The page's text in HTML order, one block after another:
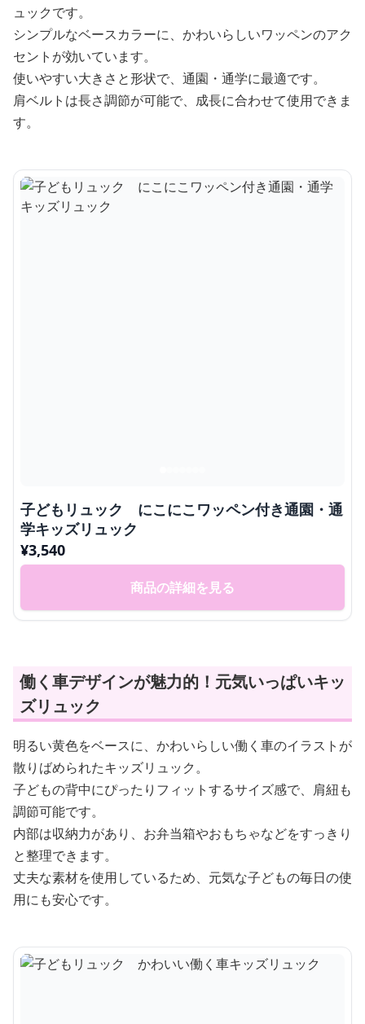
ュックです。
シンプルなベースカラーに、かわいらしいワッペンのアク
セントが効いています。
使いやすい大きさと形状で、通園・通学に最適です。
肩ベルトは長さ調節が可能で、成長に合わせて使用できま
す。
子どもリュック にこにこワッペン付き通園・通
学キッズリュック
¥3,540
商品の詳細を見る
働く車デザインが魅力的！元気いっぱいキッ
ズリュック
明るい黄色をベースに、かわいらしい働く車のイラストが
散りばめられたキッズリュック。
子どもの背中にぴったりフィットするサイズ感で、肩紐も
調節可能です。
内部は収納力があり、お弁当箱やおもちゃなどをすっきり
と整理できます。
丈夫な素材を使用しているため、元気な子どもの毎日の使
用にも安心です。